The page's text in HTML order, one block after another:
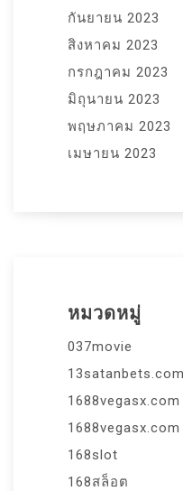
กันยายน 2023
สิงหาคม 2023
กรกฎาคม 2023
มิถุนายน 2023
พฤษภาคม 2023
เมษายน 2023
หมวดหมู่
037movie
13satanbets.com
1688vegasx.com
1688vegasx.com
168slot
168สล็อต